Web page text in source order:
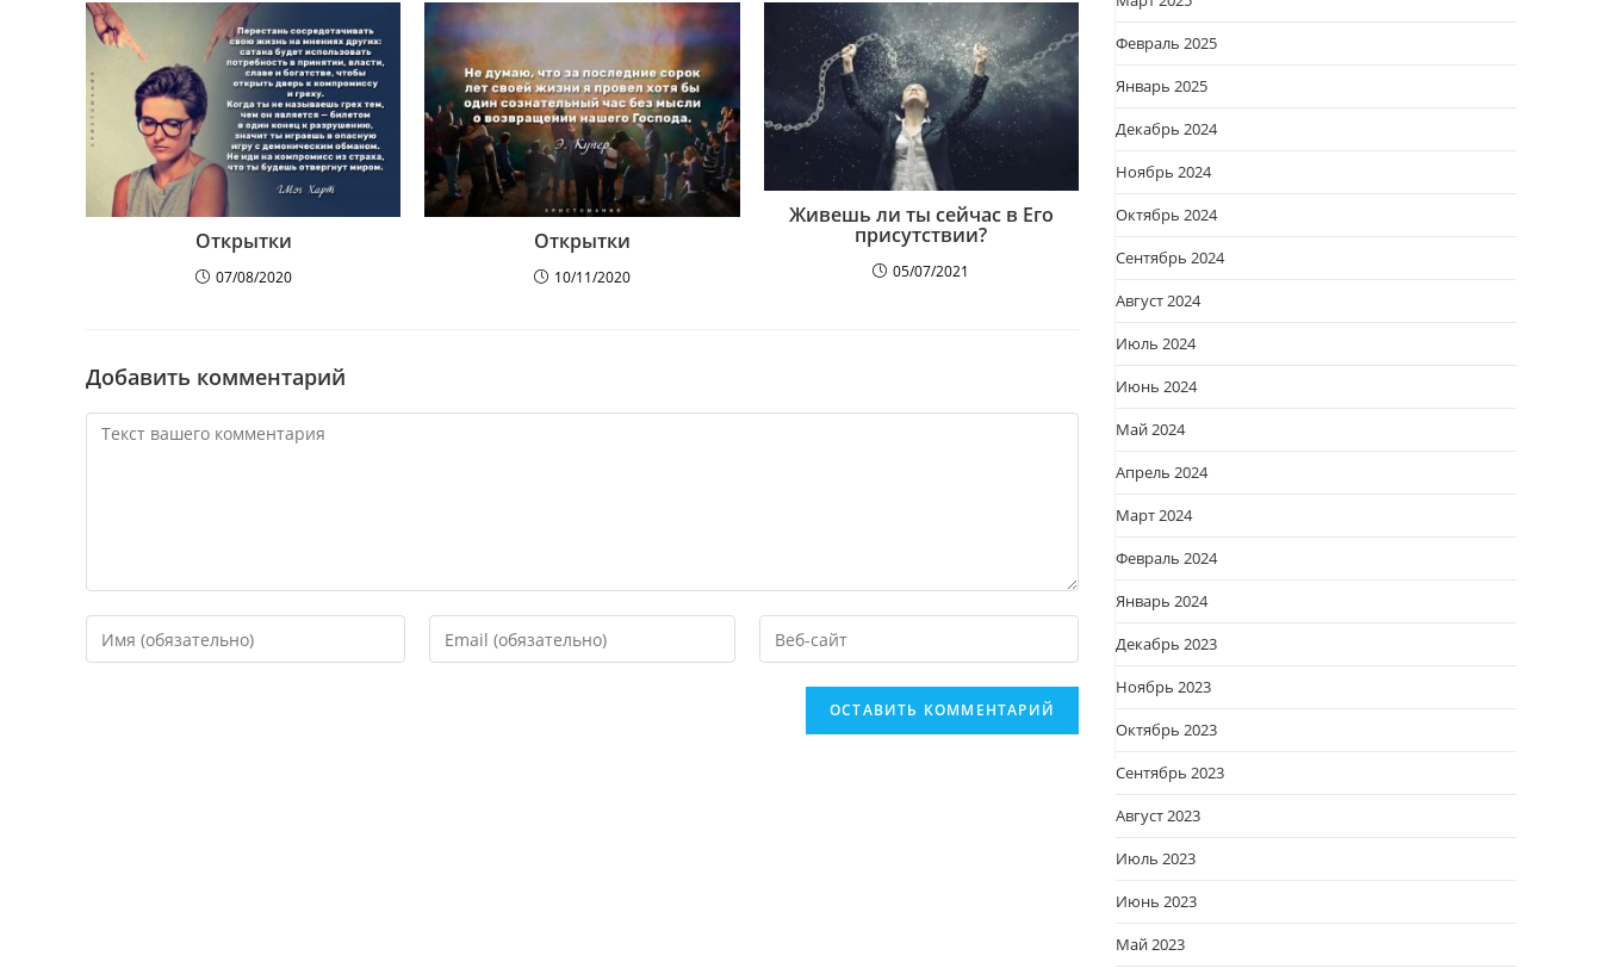
Открытки
07/08/2020
Открытки
10/11/2020
Живешь ли ты сейчас в Его
присутствии?
05/07/2021
Добавить комментарий
Февраль 2025
Январь 2025
Декабрь 2024
Ноябрь 2024
Октябрь 2024
Сентябрь 2024
Август 2024
Июль 2024
Июнь 2024
Май 2024
Апрель 2024
Март 2024
Февраль 2024
Январь 2024
Декабрь 2023
Ноябрь 2023
Октябрь 2023
Сентябрь 2023
Август 2023
Июль 2023
Июнь 2023
Май 2023